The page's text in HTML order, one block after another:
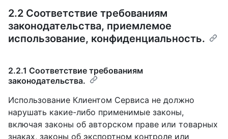
2.2 Соответствие требованиям
законодательства, приемлемое
использование, конфиденциальность.
2.2.1 Соответствие требованиям
законодательства.
Использование Клиентом Сервиса не должно
нарушать какие-либо применимые законы,
включая законы об авторском праве или товарных
знаках, законы об экспортном контроле или